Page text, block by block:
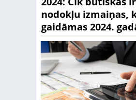
nodokļu izmaiņas,
gaidāmas 2024.